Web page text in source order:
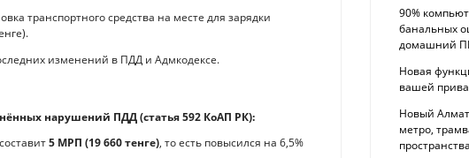
транспортного средства на месте для зарядки
изменений в ПДД и Адмкодексе.
нарушений ПДД (статья 592 КоАП РК):
5 МРП (19 660 тенге), то есть повысился на 6,5%
90%
банальных
домашний
Новая
вашей
Новый
метро,
пространства